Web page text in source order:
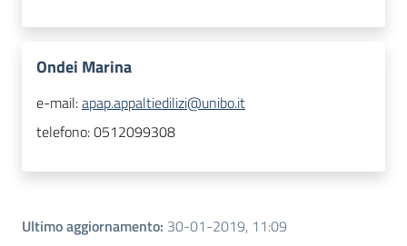
Ondei Marina
e-mail:apap.appaltiedilizi@unibo.it
telefono:0512099308
Ultimo aggiornamento: 30-01-2019, 11:09